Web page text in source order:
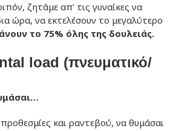
ζητάμε απ’ τις γυναίκες να
ώρα, να εκτελέσουν το μεγαλύτερο
το 75% όλης της δουλειάς.
load (πνευματικό/
και ραντεβού, να θυμάσαι